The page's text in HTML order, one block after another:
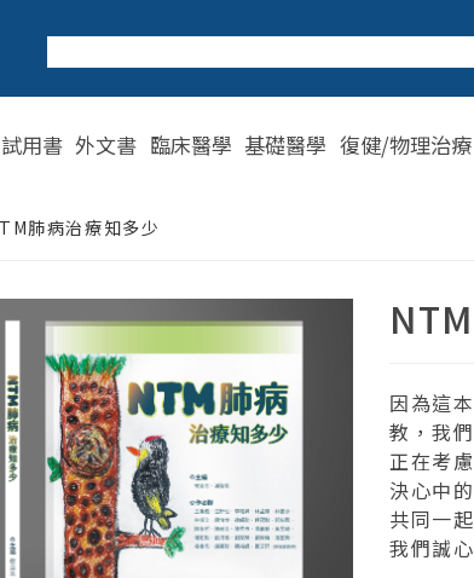
用書 外文書 臨床醫學 基礎醫學 復健/物理治療
肺病治療知多少
因為這
教，我
正在考
決心中
共同一
我們誠